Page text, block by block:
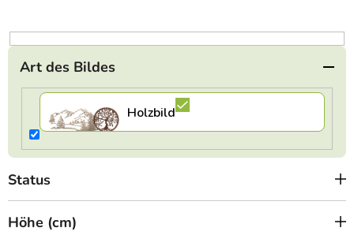
t
i
g
Art des Bildes
Status
Höhe (cm)